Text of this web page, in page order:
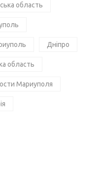
область
Дніпро
область
Мариуполя